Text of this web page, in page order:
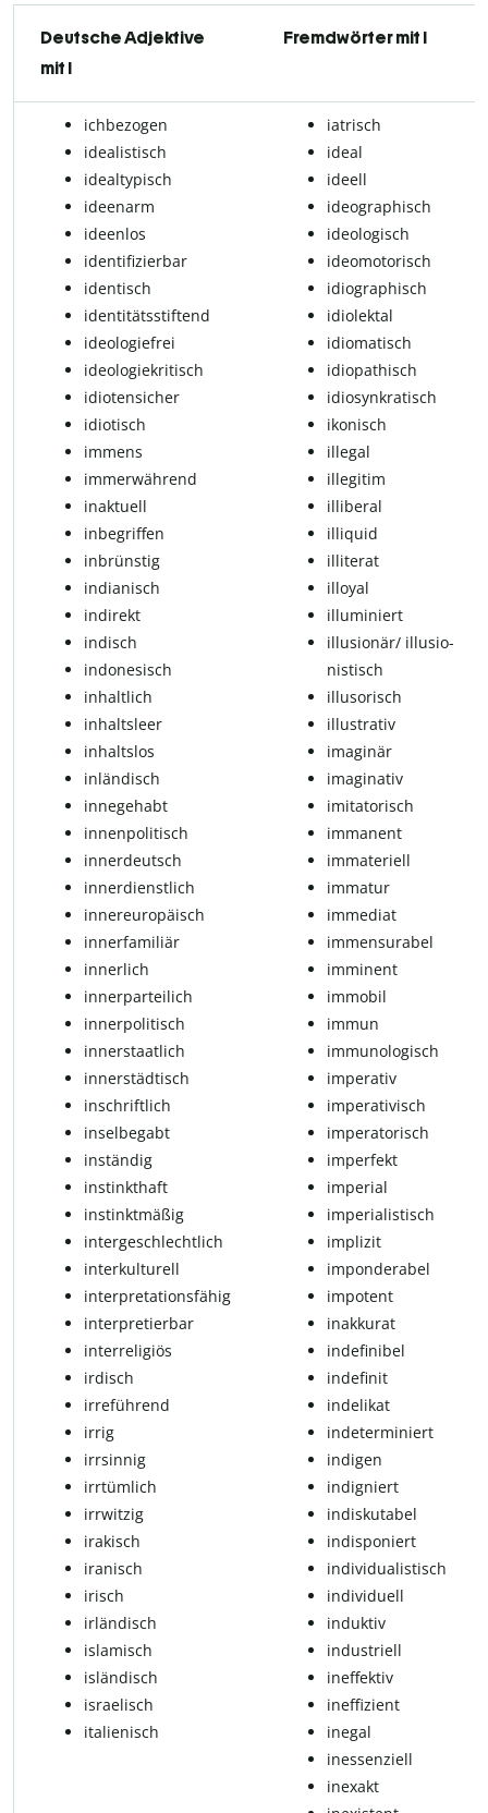
Deutsche Adjektive
mit I
Fremdwörter mit I
ichbezogen
ide­a­lis­tisch
ide­al­ty­pisch
ideenarm
ideenlos
iden­ti­fi­zier­bar
iden­tisch
iden­ti­täts­stif­tend
ideo­lo­gie­frei
ideologiekritisch
idiotensicher
idi­o­tisch
immens
im­mer­wäh­rend
in­ak­tu­ell
inbegriffen
inbrünstig
in­di­a­nisch
in­di­rekt
indisch
in­do­ne­sisch
in­halt­lich
inhaltsleer
inhaltslos
inländisch
innegehabt
in­nen­po­li­tisch
in­ner­deutsch
in­ner­dienst­lich
in­ner­eu­ro­pä­isch
in­ner­fa­mi­li­är
in­ner­lich
in­ner­par­tei­lich
in­ner­po­li­tisch
in­ner­staat­lich
in­ner­städ­tisch
in­schrift­lich
inselbegabt
in­stän­dig
in­s­tinkt­haft
in­s­tinkt­mä­ßig
intergeschlechtlich
in­ter­kul­tu­rell
interpretationsfähig
interpretierbar
interreligiös
irdisch
irreführend
irrig
irr­sin­nig
irr­tüm­lich
irrwitzig
irakisch
ira­nisch
irisch
irländisch
is­la­misch
isländisch
is­ra­e­lisch
ita­li­e­nisch
iatrisch
ideal
ide­ell
ideographisch
ideologisch
ideo­mo­to­risch
idiographisch
idio­lek­tal
idiomatisch
idiopathisch
idiosynkratisch
ikonisch
il­le­gal
il­le­gi­tim
il­li­be­ral
illiquid
illiterat
il­lo­y­al
illuminiert
illusionär/ il­lu­si­o­
nis­tisch
il­lu­so­risch
il­lus­t­ra­tiv
imaginär
imaginativ
imi­ta­to­risch
im­ma­nent
immateriell
immatur
immediat
immensurabel
im­mi­nent
im­mo­bil
im­mun
immunologisch
imperativ
im­pe­ra­ti­visch
im­pe­ra­to­risch
imperfekt
imperial
im­pe­ri­a­lis­tisch
im­pli­zit
imponderabel
im­po­tent
in­ak­ku­rat
indefinibel
indefinit
in­de­li­kat
in­de­ter­mi­niert
indigen
indigniert
indiskutabel
indisponiert
individualistisch
in­di­vi­du­ell
in­duk­tiv
in­dus­t­ri­ell
in­ef­fek­tiv
in­ef­fi­zi­ent
in­egal
in­es­sen­zi­ell
in­ex­akt